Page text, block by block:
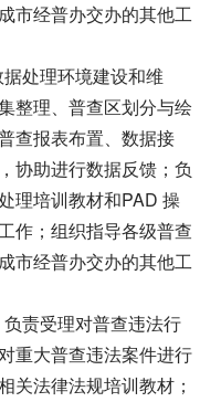
市经普办交办的其他工
处理环境建设和维
整理、普查区划分与绘
查报表布置、数据接
协助进行数据反馈；负
理培训教材和PAD 操
作；组织指导各级普查
市经普办交办的其他工
责受理对普查违法行
重大普查违法案件进行
关法律法规培训教材；